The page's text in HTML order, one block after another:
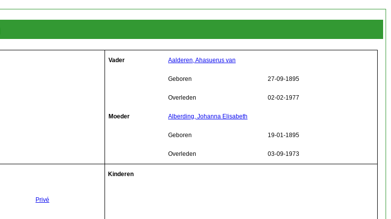
Vader Aalderen, Ahasuerus van
Geboren 27-09-1895
Overleden 02-02-1977
Moeder Alberding, Johanna Elisabeth
Geboren 19-01-1895
Overleden 03-09-1973
Privé
Kinderen